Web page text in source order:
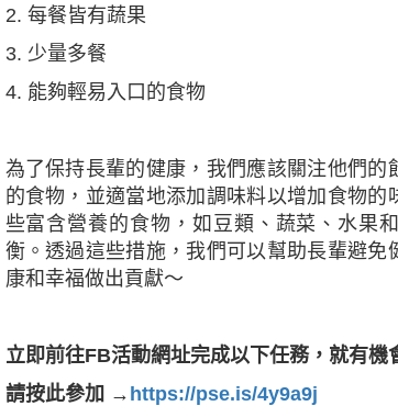
2. 每餐皆有蔬果
3. 少量多餐
4. 能夠輕易入口的食物
為了保持長輩的健康，我們應該關注他們
的食物，並適當地添加調味料以增加食物
些富含營養的食物，如豆類、蔬菜、水果
衡。透過這些措施，我們可以幫助長輩避
康和幸福做出貢獻～
立即前往FB活動網址完成以下任務，就有機
請按此參加 → https://pse.is/4y9a9j